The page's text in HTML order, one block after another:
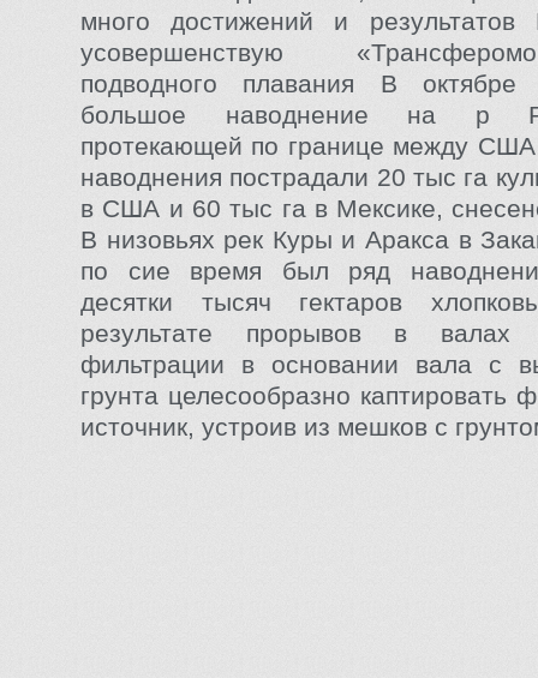
много достижений и
усовершенствую
подводного плавания В
большое наводнение на р
протекающей по границе между
наводнения пострадали 20 тыс га
в США и 60 тыс га в Мексике,
В низовьях рек Куры и Аракса в
по сие время был ряд
десятки тысяч гектаров
результате прорывов в валах
фильтрации в основании вала с
грунта целесообразно каптировать
источник, устроив из мешков с